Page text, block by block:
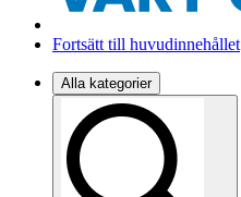
Fortsätt till huvudinnehållet
Alla kategorier